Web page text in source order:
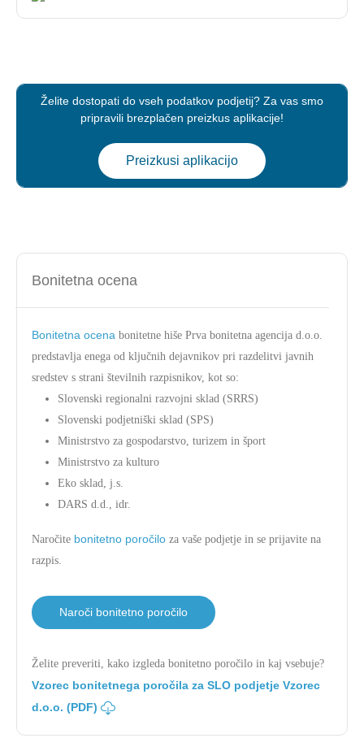
Želite dostopati do vseh podatkov podjetij? Za vas smo
pripravili brezplačen preizkus aplikacije!
Preizkusi aplikacijo
Bonitetna ocena
Bonitetna ocena bonitetne hiše Prva bonitetna agencija d.o.o.
predstavlja enega od ključnih dejavnikov pri razdelitvi javnih
sredstev s strani številnih razpisnikov, kot so:
Slovenski regionalni razvojni sklad (SRRS)
Slovenski podjetniški sklad (SPS)
Ministrstvo za gospodarstvo, turizem in šport
Ministrstvo za kulturo
Eko sklad, j.s.
DARS d.d., idr.
Naročite bonitetno poročilo za vaše podjetje in se prijavite na
razpis.
Naroči bonitetno poročilo
Želite preveriti, kako izgleda bonitetno poročilo in kaj vsebuje?
Vzorec bonitetnega poročila za SLO podjetje Vzorec
d.o.o. (PDF)